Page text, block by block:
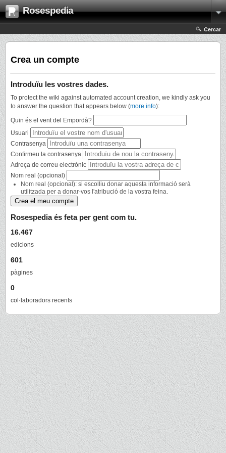
Rosespedia
Cercar
Crea un compte
Introduïu les vostres dades.
To protect the wiki against automated account creation, we kindly ask you
to answer the question that appears below (more info):
Quin és el vent del Empordà?
Usuari
Contrasenya
Confirmeu la contrasenya
Adreça de correu electrònic
Nom real (opcional)
Nom real (opcional): si escolliu donar aquesta informació serà
utilitzada per a donar-vos l'atribució de la vostra feina.
Rosespedia és feta per gent com tu.
16.467
edicions
601
pàgines
0
col·laboradors recents